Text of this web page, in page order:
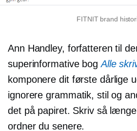
FITNIT brand
Ann Handley, forfatteren til
superinformative bogAlle
komponere dit første dårlige
ignorere grammatik, stil og
det på papiret. Skriv så
ordner du senere.